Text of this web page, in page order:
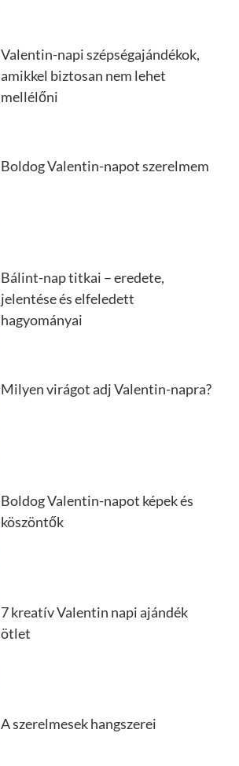
Valentin-napi szépségajándékok,
amikkel biztosan nem lehet
mellélőni
Boldog Valentin-napot szerelmem
Bálint-nap titkai – eredete,
jelentése és elfeledett
hagyományai
Milyen virágot adj Valentin-napra?
Boldog Valentin-napot képek és
köszöntők
7 kreatív Valentin napi ajándék
ötlet
A szerelmesek hangszerei